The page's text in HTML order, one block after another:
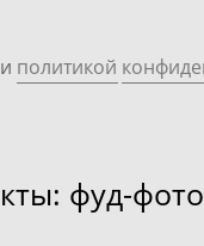
и политикой
фуд-